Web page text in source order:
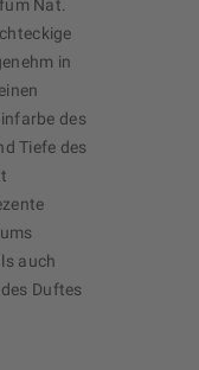
Nat.
in
des
Tiefe des
auch
Duftes